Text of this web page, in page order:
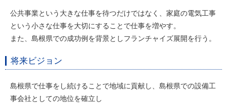
公共事業という大きな仕事を待つだけではなく、家庭の電気工事
という小さな仕事を大切にすることで仕事を増やす。
また、島根県での成功例を背景としフランチャイズ展開を行う。
将来ビジョン
島根県で仕事をし続けることで地域に貢献し、島根県での設備工
事会社としての地位を確立し